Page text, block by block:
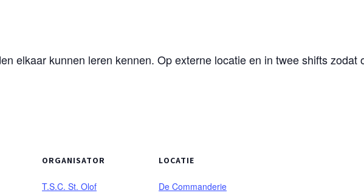
elkaar kunnen leren kennen. Op externe locatie en in twee shifts zodat
ORGANISATOR
T.S.C. St. Olof
LOCATIE
De Commanderie